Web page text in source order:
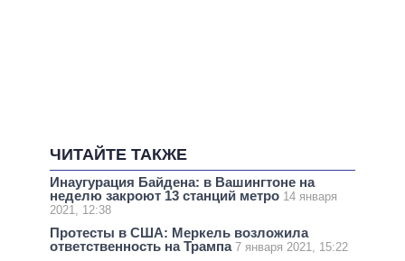
ЧИТАЙТЕ ТАКЖЕ
Инаугурация Байдена: в Вашингтоне на
неделю закроют 13 станций метро 14 января
2021, 12:38
Протесты в США: Меркель возложила
ответственность на Трампа 7 января 2021, 15:22